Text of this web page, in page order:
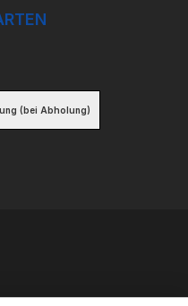
(bei Abholung)